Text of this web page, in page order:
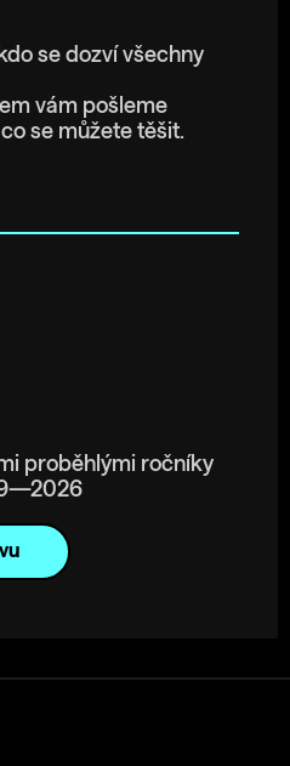
se dozví všechny
vám pošleme
se můžete těšit.
proběhlými ročníky